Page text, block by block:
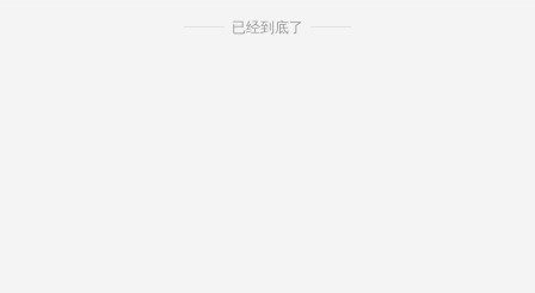
已经到底了